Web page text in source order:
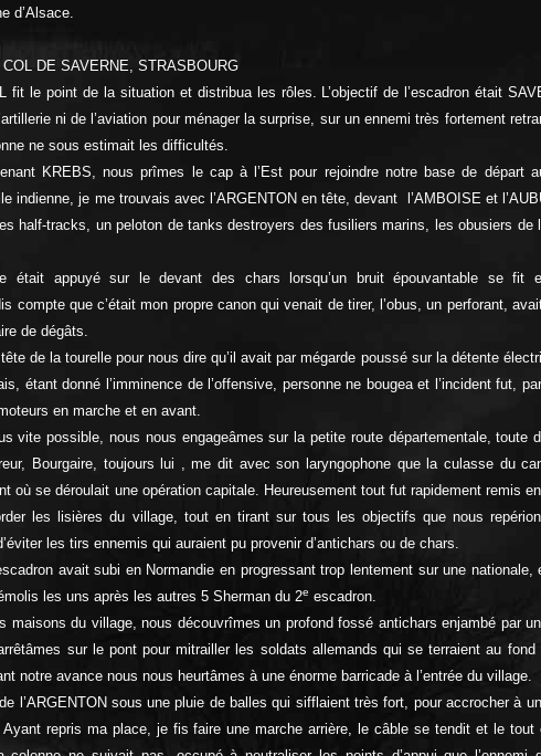
d’Alsace.
DE SAVERNE, STRASBOURG
fit le point de la situation et distribua les rôles. L’objectif de l’escadron était
ni de l’aviation pour ménager la surprise, sur un ennemi très fortement
ne sous estimait les difficultés.
KREBS, nous prîmes le cap à l’Est pour rejoindre notre base de départ
indienne, je me trouvais avec l’ARGENTON en tête, devant l’AMBOISE et
half-tracks, un peloton de tanks destroyers des fusiliers marins, les obusiers de
était appuyé sur le devant des chars lorsqu’un bruit épouvantable se fit
compte que c’était mon propre canon qui venait de tirer, l’obus, un perforant,
de dégâts.
de la tourelle pour nous dire qu’il avait par mégarde poussé sur la détente
étant donné l’imminence de l’offensive, personne ne bougea et l’incident fut,
en marche et en avant.
vite possible, nous nous engageâmes sur la petite route départementale, toute
Bourgaire, toujours lui , me dit avec son laryngophone que la culasse du
où se déroulait une opération capitale. Heureusement tout fut rapidement remis
les lisières du village, tout en tirant sur tous les objectifs que nous
les tirs ennemis qui auraient pu provenir d’antichars ou de chars.
avait subi en Normandie en progressant trop lentement sur une nationale,
les uns après les autres 5 Sherman du 2e escadron.
maisons du village, nous découvrîmes un profond fossé antichars enjambé par
sur le pont pour mitrailler les soldats allemands qui se terraient au fond
notre avance nous nous heurtâmes à une énorme barricade à l’entrée du village.
l’ARGENTON sous une pluie de balles qui sifflaient très fort, pour accrocher à
Ayant repris ma place, je fis faire une marche arrière, le câble se tendit et le tout